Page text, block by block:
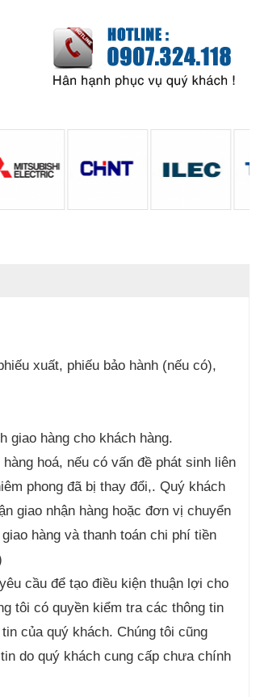
xuất, phiếu bảo hành (nếu có),
giao hàng cho khách hàng.
hoá, nếu có vấn đề phát sinh liên
phong đã bị thay đổi,. Quý khách
giao nhận hàng hoặc đơn vị chuyển
hàng và thanh toán chi phí tiền
cầu để tạo điều kiện thuận lợi cho
tôi có quyền kiểm tra các thông tin
của quý khách. Chúng tôi cũng
do quý khách cung cấp chưa chính